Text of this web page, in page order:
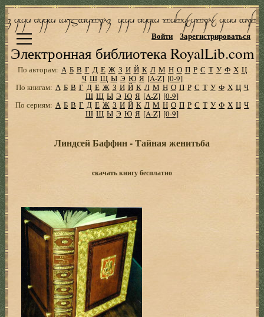
Электронная библиотека RoyalLib.com
Войти Зарегистрироваться
По авторам: А Б В Г Д Е Ж З И Й К Л М Н О П Р С Т У Ф Х Ц
Ч Ш Щ Ы Э Ю Я [A-Z] [0-9]
По книгам: А Б В Г Д Е Ж З И Й К Л М Н О П Р С Т У Ф Х Ц Ч
Ш Щ Ы Э Ю Я [A-Z] [0-9]
По сериям: А Б В Г Д Е Ж З И Й К Л М Н О П Р С Т У Ф Х Ц Ч
Ш Щ Ы Э Ю Я [A-Z] [0-9]
Линдсей Баффин - Тайная женитьба
скачать книгу бесплатно